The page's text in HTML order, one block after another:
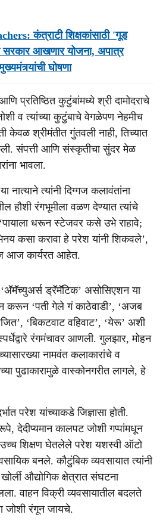
कंत्राटी शिक्षकांसाठी 'गूड
सरकार आखणार योजना, अपात्र
घोषणा
प्रतिष्ठित कुटुंबांमध्ये श्री दामोदराचे
व त्यांच्या कुटुंबाचे वेगळेपण नेहमीच
केवळ श्रीमंतीत गुंतवली नाही, तिच्यात
संपत्ती आणि संस्कृतीचा सुंदर मेळ
भावला.
त्यांनी दिग्गज कलावंतांना
हौशी रंगभूमीला वळण देण्यात त्यांचे
धरून स्टेजवर कसे उभे राहावे;
कसा करावा हे परेश यांनी शिकवले’,
आज कार्यरत आहेत.
‘अ‍ॅमॅच्युअर्स ड्रॅमॅटिक’ असोसिएशन या
करून ‘पती गेले गं काठेवाडी’, ‘अजब
‘बिकटवाट वहिवाट’, ‘येरू’ अशी
रंगमंचावर आणली. गुलझार, मोहन
नामवंत कलाकारांचे व
पुढाकारामुळे वास्कोनगरीत लागले, हे
परेश यांच्याकडे जिज्ञासा होती.
देदीप्यमान कालपट जोशी गप्पांमधून
शिक्षण घेतलेले परेश यशस्वी ऑटो
बनले. कौटुंबिक व्यवसायात त्यांनी
औद्योगिक क्षेत्रात संघटना
वाहन विक्री व्यवसायातील बदलते
जोशी रंगून जायचे.